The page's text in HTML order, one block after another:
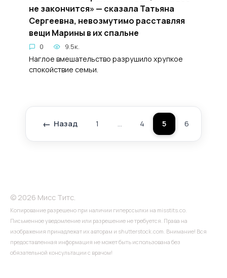
не закончится» — сказала Татьяна
Сергеевна, невозмутимо расставляя
вещи Марины в их спальне
0 9.5к.
Наглое вмешательство разрушило хрупкое
спокойствие семьи.
Пагинация
записей
Назад 1 … 4 5 6
© 2026 Мисс Титс.
Копирование разрешено при наличии гиперссылки на misstits.co.
Письменное уведомление или разрешение не требуется. Права на
изображения принадлежат их авторам и shutterstock.com. Внимание! Вся
предоставленная информация не может быть использована без
обязательной консультации с врачом!